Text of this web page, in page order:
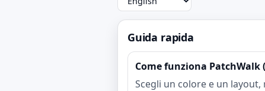
Guida rapida
Come funziona PatchWalk
Scegli un colore e un